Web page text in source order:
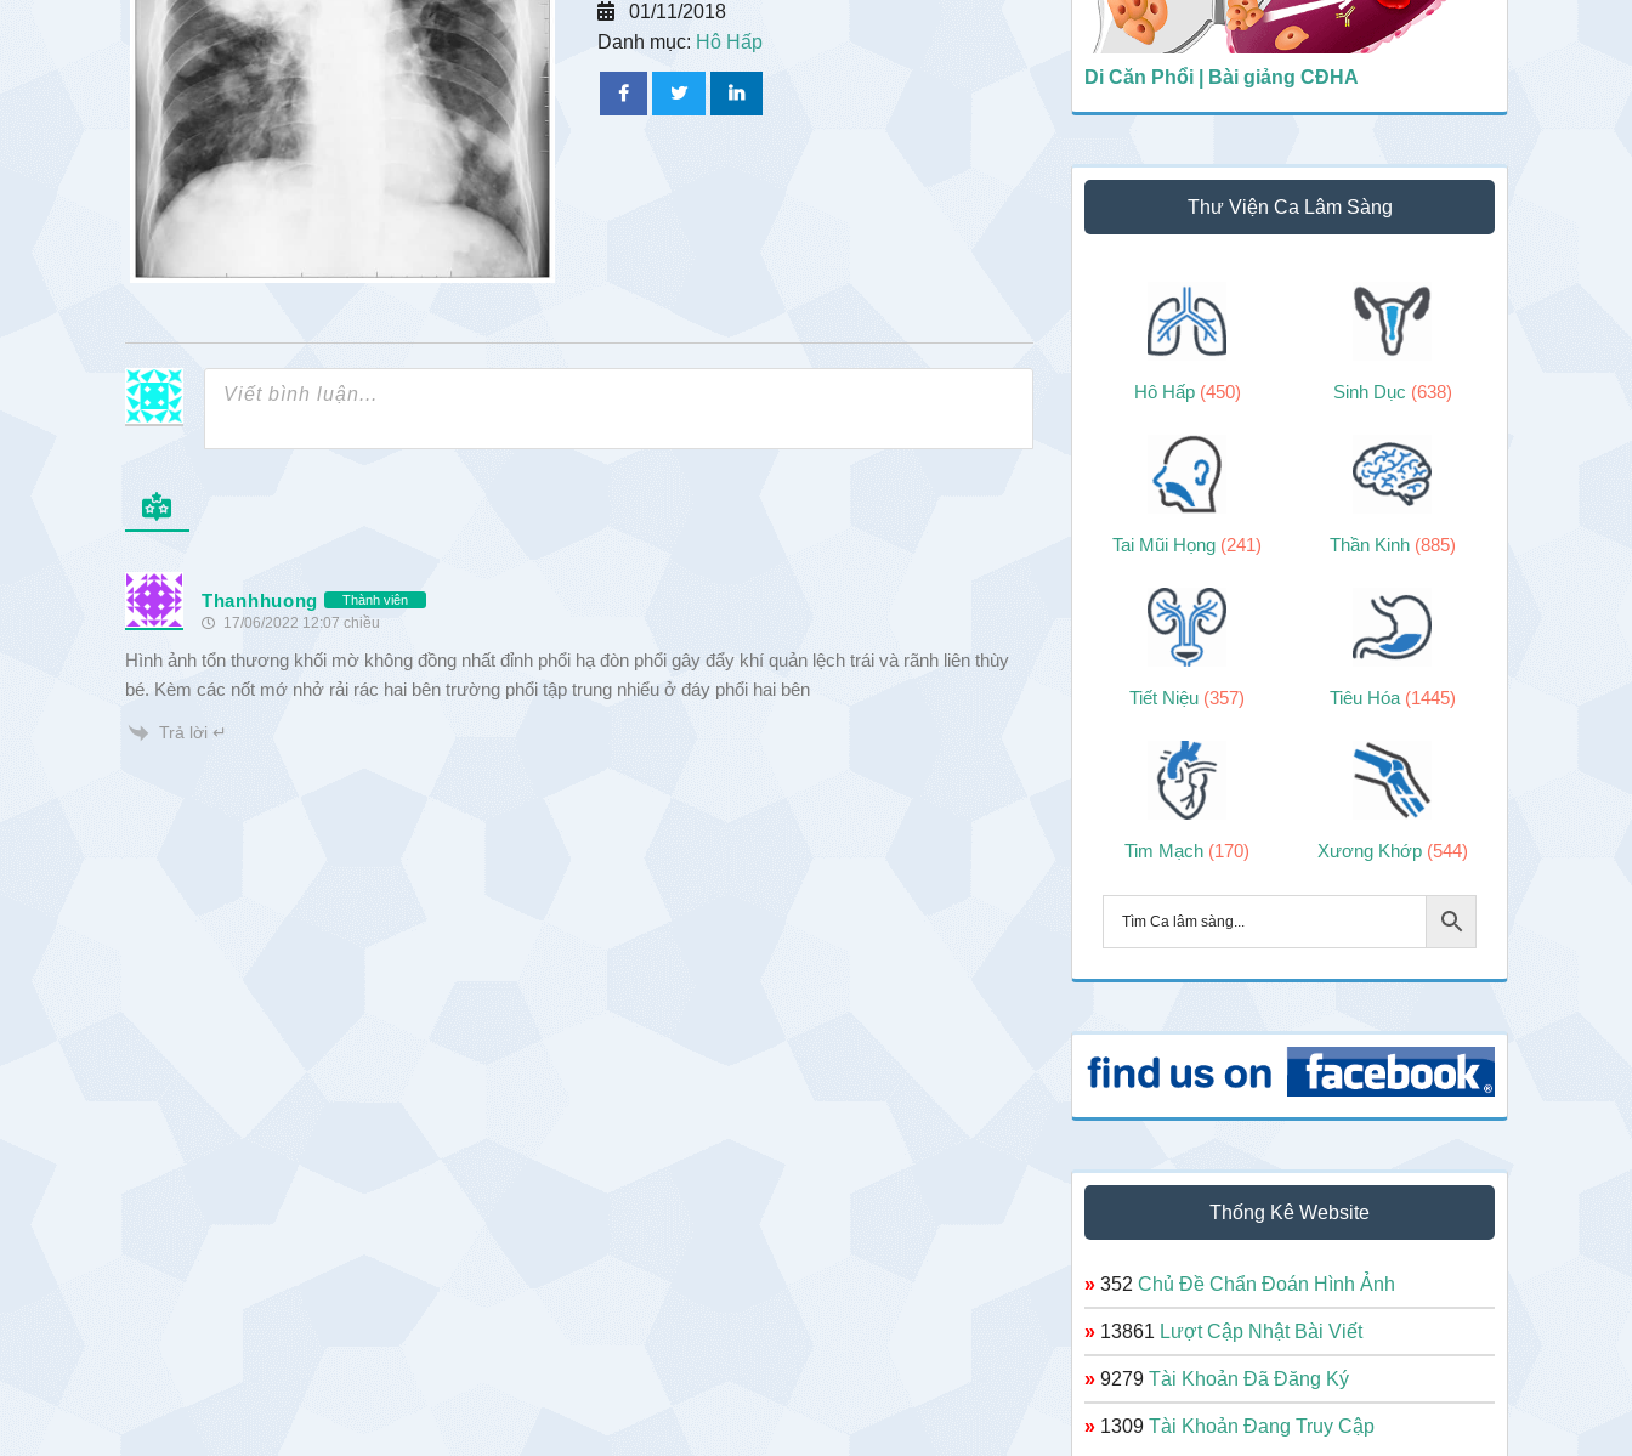
01/11/2018
Danh mục: Hô Hấp
Thanhhuong Thành viên
17/06/2022 12:07 chiều
Hình ảnh tổn thương khối mờ không đồng nhất đỉnh phổi hạ đòn phổi gây đẩy khí quản lệch trái và rãnh liên thùy
bé. Kèm các nốt mớ nhở rải rác hai bên trường phổi tập trung nhiểu ở đáy phổi hai bên
Trả lời ↵
Di Căn Phổi | Bài giảng CĐHA
Thư Viện Ca Lâm Sàng
Hô Hấp (450) Sinh Dục (638)
Tai Mũi Họng (241) Thần Kinh (885)
Tiết Niệu (357) Tiêu Hóa (1445)
Tim Mạch (170) Xương Khớp (544)
Thống Kê Website
» 352 Chủ Đề Chẩn Đoán Hình Ảnh
» 13861 Lượt Cập Nhật Bài Viết
» 9279 Tài Khoản Đã Đăng Ký
» 1309 Tài Khoản Đang Truy Cập